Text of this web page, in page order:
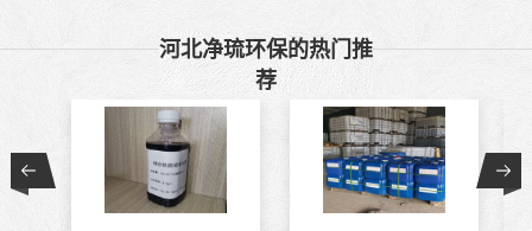
河北净琉环保的热门推
荐
液相氧化还原脱
硫补充剂
油气集输用天然